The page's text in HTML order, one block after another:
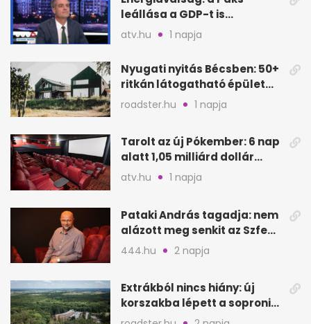
leállása a GDP-t is
megütheti, int az
Oeconomus
atv.hu 1 napja
Nyugati nyitás Bécsben: 50+
ritkán látogatható épület
nyílik meg
roadster.hu 1 napja
Tarolt az új Pókember: 6 nap
alatt 1,05 milliárd dollár
bevétel
atv.hu 1 napja
Pataki András tagadja: nem
alázott meg senkit az Szfe
felvételijén
444.hu 2 napja
Extrákból nincs hiány: új
korszakba lépett a soproni
Fagus Hotel